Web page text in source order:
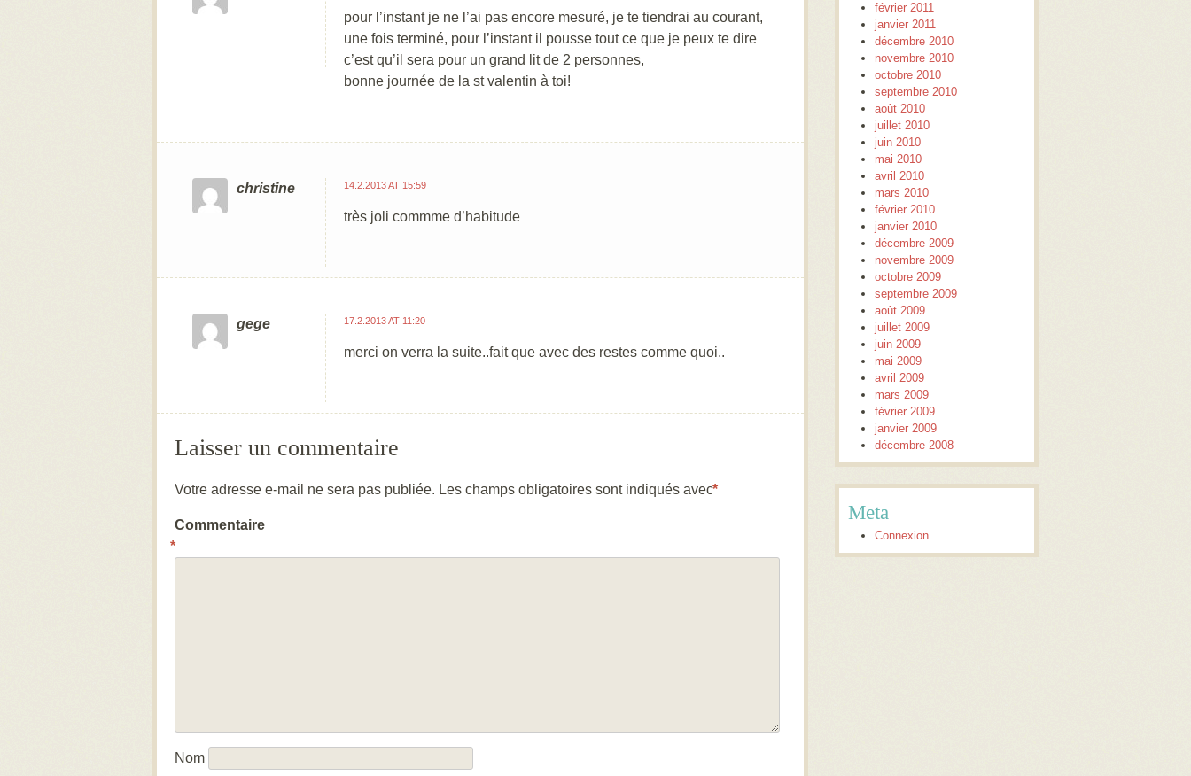
pour l’instant je ne l’ai pas encore mesuré, je te tiendrai au courant,
une fois terminé, pour l’instant il pousse tout ce que je peux te dire
c’est qu’il sera pour un grand lit de 2 personnes,
bonne journée de la st valentin à toi!
christine 14.2.2013 AT 15:59
très joli commme d’habitude
gege 17.2.2013 AT 11:20
merci on verra la suite..fait que avec des restes comme quoi..
Laisser un commentaire
Votre adresse e-mail ne sera pas publiée. Les champs obligatoires sont indiqués avec*
Commentaire
*
Nom
février 2011
janvier 2011
décembre 2010
novembre 2010
octobre 2010
septembre 2010
août 2010
juillet 2010
juin 2010
mai 2010
avril 2010
mars 2010
février 2010
janvier 2010
décembre 2009
novembre 2009
octobre 2009
septembre 2009
août 2009
juillet 2009
juin 2009
mai 2009
avril 2009
mars 2009
février 2009
janvier 2009
décembre 2008
Meta
Connexion